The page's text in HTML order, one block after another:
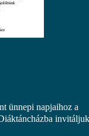
ünnepi napjaihoz a